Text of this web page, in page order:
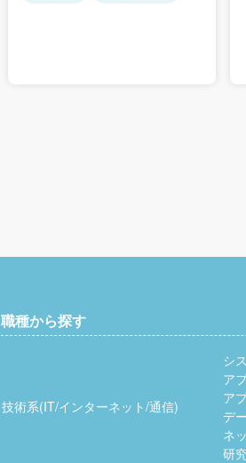
職種から探す
技術系(IT/インターネット/通信)
シ
ア
ア
デ
ネ
研